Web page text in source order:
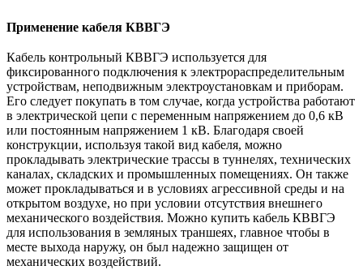
Применение кабеля КВВГЭ
Кабель контрольный КВВГЭ используется для
фиксированного подключения к электрораспределительным
устройствам, неподвижным электроустановкам и приборам.
Его следует покупать в том случае, когда устройства работают
в электрической цепи с переменным напряжением до 0,6 кВ
или постоянным напряжением 1 кВ. Благодаря своей
конструкции, используя такой вид кабеля, можно
прокладывать электрические трассы в туннелях, технических
каналах, складских и промышленных помещениях. Он также
может прокладываться и в условиях агрессивной среды и на
открытом воздухе, но при условии отсутствия внешнего
механического воздействия. Можно купить кабель КВВГЭ
для использования в земляных траншеях, главное чтобы в
месте выхода наружу, он был надежно защищен от
механических воздействий.